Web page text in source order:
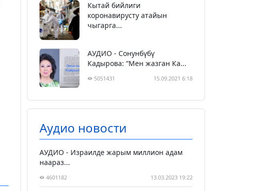
Кытай бийлиги
коронавирусту атайын
чыгарга...
АУДИО - Сонунбүбү
Кадырова: “Мен жазган Ка...
5051431 15.09.2021 6:18
Аудио новости
АУДИО - Израилде жарым миллион адам
наараз...
4601182 13.03.2023 19:22